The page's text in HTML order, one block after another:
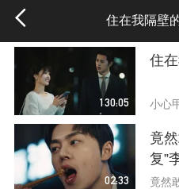
住在我隔壁
130:05
住
小心
02:33
竟
复”
竟然